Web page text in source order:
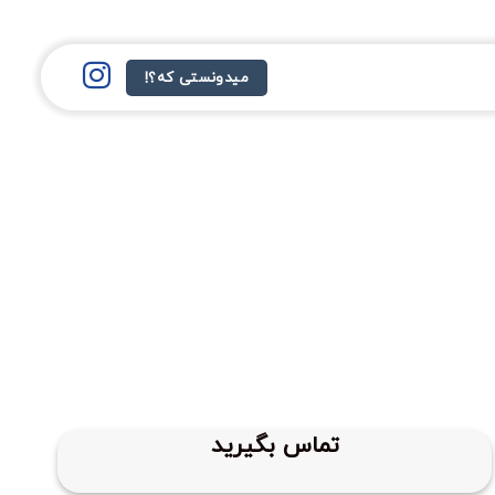
میدونستی که؟!
تماس بگیرید